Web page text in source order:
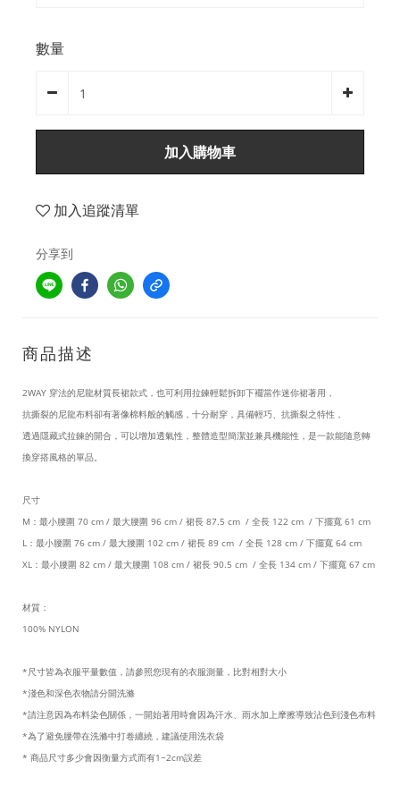
數量
加入購物車
加入追蹤清單
分享到
商品描述
2WAY 穿法的尼龍材質長裙款式，也可利用拉鍊輕鬆拆卸下襬當作迷你裙著用，
抗撕裂的尼龍布料卻有著像棉料般的觸感，十分耐穿，具備輕巧、抗撕裂之特性，
透過隱藏式拉鍊的開合，可以增加透氣性，整體造型簡潔並兼具機能性，是一款能隨意轉
換穿搭風格的單品。
尺寸
M：最小腰圍 70 cm / 最大腰圍 96 cm / 裙長 87.5 cm / 全長 122 cm / 下擺寬 61 cm
L：最小腰圍 76 cm / 最大腰圍 102 cm / 裙長 89 cm / 全長 128 cm / 下擺寬 64 cm
XL：最小腰圍 82 cm / 最大腰圍 108 cm / 裙長 90.5 cm / 全長 134 cm / 下擺寬 67 cm
材質：
100% NYLON
*尺寸皆為衣服平量數值，請參照您現有的衣服測量，比對相對大小
*淺色和深色衣物請分開洗滌
*請注意因為布料染色關係，一開始著用時會因為汗水、雨水加上摩擦導致沾色到淺色布料
*為了避免腰帶在洗滌中打卷纏繞，建議使用洗衣袋
* 商品尺寸多少會因衡量方式而有1~2cm誤差